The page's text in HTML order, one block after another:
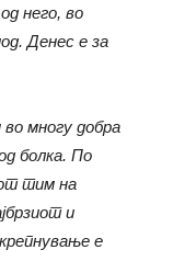
него, во
Денес е за
многу добра
болка. По
тим на
и
е